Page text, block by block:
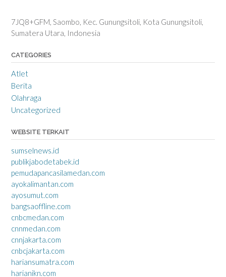
7JQ8+GFM, Saombo, Kec. Gunungsitoli, Kota Gunungsitoli,
Sumatera Utara, Indonesia
CATEGORIES
Atlet
Berita
Olahraga
Uncategorized
WEBSITE TERKAIT
sumselnews.id
publikjabodetabek.id
pemudapancasilamedan.com
ayokalimantan.com
ayosumut.com
bangsaoffline.com
cnbcmedan.com
cnnmedan.com
cnnjakarta.com
cnbcjakarta.com
hariansumatra.com
harianikn.com